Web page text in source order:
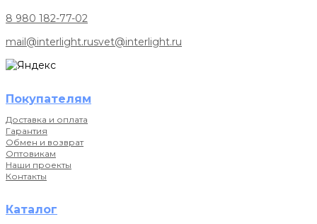
8 980 182-77-02
mail@interlight.rusvet@interlight.ru
Покупателям
Доставка и оплата
Гарантия
Обмен и возврат
Оптовикам
Наши проекты
Контакты
Каталог